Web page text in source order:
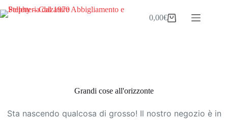
al
Carrello
0,00€
Grandi cose all'orizzonte
Sta nascendo qualcosa di grosso! Il nostro negozio è in